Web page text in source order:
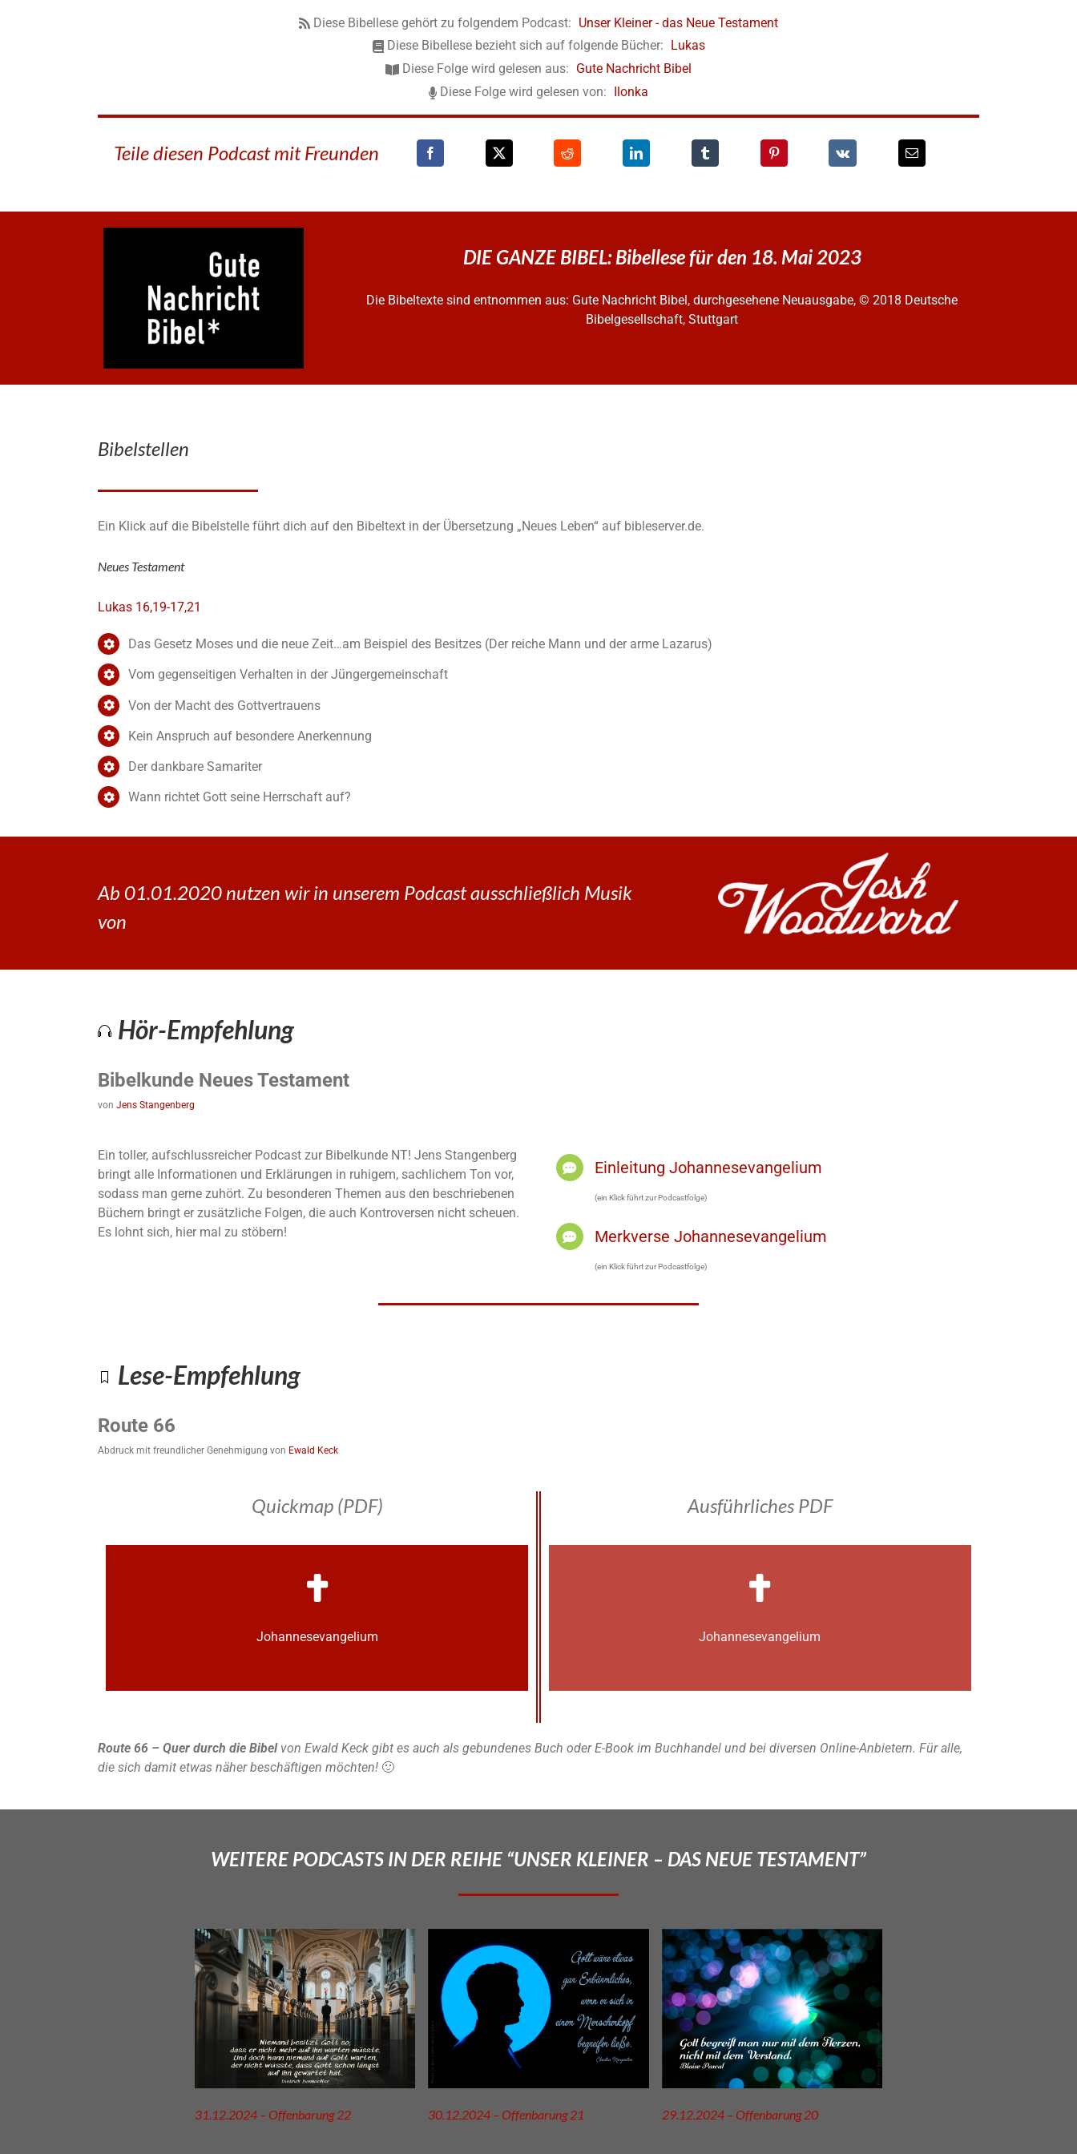
Diese Bibellese gehört zu folgendem Podcast: Unser Kleiner - das Neue Testament
Diese Bibellese bezieht sich auf folgende Bücher:
Lukas
Diese Folge wird gelesen aus: Gute Nachricht Bibel
Diese Folge wird gelesen von: Ilonka
Teile diesen Podcast mit Freunden
DIE GANZE BIBEL: Bibellese für den 18. Mai 2023
Die Bibeltexte sind entnommen aus: Gute Nachricht Bibel, durchgesehene Neuausgabe, © 2018 Deutsche
Bibelgesellschaft, Stuttgart
Bibelstellen
Ein Klick auf die Bibelstelle führt dich auf den Bibeltext in der Übersetzung „Neues Leben“ auf bibleserver.de.
Neues Testament
Lukas 16,19-17,21
Das Gesetz Moses und die neue Zeit…am Beispiel des Besitzes (Der reiche Mann und der arme Lazarus)
Vom gegenseitigen Verhalten in der Jüngergemeinschaft
Von der Macht des Gottvertrauens
Kein Anspruch auf besondere Anerkennung
Der dankbare Samariter
Wann richtet Gott seine Herrschaft auf?
Ab 01.01.2020 nutzen wir in unserem Podcast ausschließlich Musik
von
Hör-Empfehlung
Bibelkunde Neues Testament
von Jens Stangenberg
Ein toller, aufschlussreicher Podcast zur Bibelkunde NT! Jens Stangenberg
bringt alle Informationen und Erklärungen in ruhigem, sachlichem Ton vor,
sodass man gerne zuhört. Zu besonderen Themen aus den beschriebenen
Büchern bringt er zusätzliche Folgen, die auch Kontroversen nicht scheuen.
Es lohnt sich, hier mal zu stöbern!
Einleitung Johannesevangelium
(ein Klick führt zur Podcastfolge)
Merkverse Johannesevangelium
(ein Klick führt zur Podcastfolge)
Lese-Empfehlung
Route 66
Abdruck mit freundlicher Genehmigung von Ewald Keck
Quickmap (PDF)
Johannes­­evangelium
Ausführliches PDF
Johannes­­evangelium
Route 66 – Quer durch die Bibel von Ewald Keck gibt es auch als gebundenes Buch oder E-Book im Buchhandel und bei diversen Online-Anbietern. Für alle,
die sich damit etwas näher beschäftigen möchten! 🙂
WEITERE PODCASTS IN DER REIHE “UNSER KLEINER – DAS NEUE TESTAMENT”
31.12.2024 – Offenbarung 22 30.12.2024 – Offenbarung 21 29.12.2024 – Offenbarung 20